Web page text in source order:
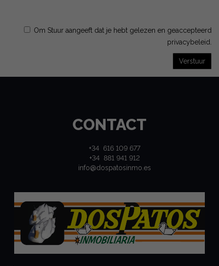
Om Stuur aangeeft dat je hebt gelezen en geaccepteerd
privacybeleid
Verstuur
CONTACT
+34 616 109 677
+34 881 941 912
info@dospatosinmo.es